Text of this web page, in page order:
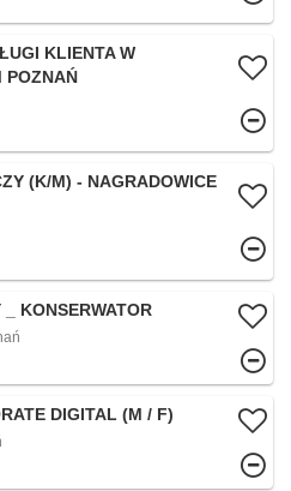
KLIENTA W
POZNAŃ
(K/M) - NAGRADOWICE
KONSERWATOR
DIGITAL (M / F)